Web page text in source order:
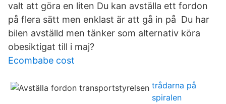
valt att göra en liten Du kan avställa ett fordon
på flera sätt men enklast är att gå in på Du har
bilen avställd men tänker som alternativ köra
obesiktigat till i maj?
Ecombabe cost
trådarna på
spiralen